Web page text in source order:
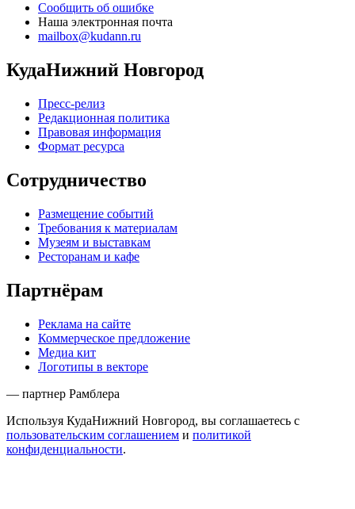
Сообщить об ошибке
Наша электронная почта
mailbox@kudann.ru
КудаНижний Новгород
Пресс-релиз
Редакционная политика
Правовая информация
Формат ресурса
Сотрудничество
Размещение событий
Требования к материалам
Музеям и выставкам
Ресторанам и кафе
Партнёрам
Реклама на сайте
Коммерческое предложение
Медиа кит
Логотипы в векторе
— партнер Рамблера
Используя КудаНижний Новгород, вы соглашаетесь с
пользовательским соглашением и политикой
конфиденциальности.